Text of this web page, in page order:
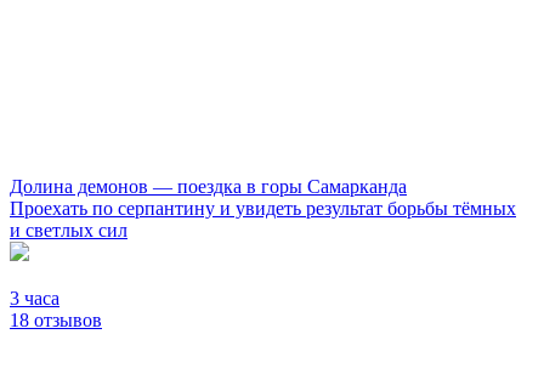
Долина демонов — поездка в горы Самарканда
Проехать по серпантину и увидеть результат борьбы тёмных
и светлых сил
3 часа
18 отзывов